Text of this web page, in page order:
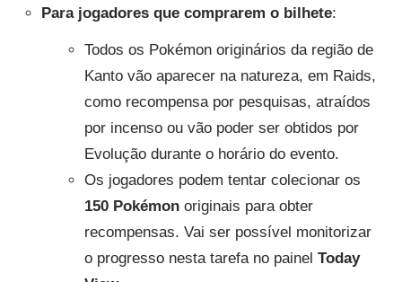
Para jogadores que comprarem o bilhete:
Todos os Pokémon originários da região de
Kanto vão aparecer na natureza, em Raids,
como recompensa por pesquisas, atraídos
por incenso ou vão poder ser obtidos por
Evolução durante o horário do evento.
Os jogadores podem tentar colecionar os
150 Pokémonoriginais para obter
recompensas. Vai ser possível monitorizar
o progresso nesta tarefa no painel Today